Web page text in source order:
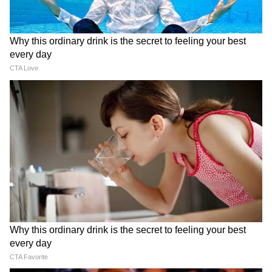
দিনের বেলা দিল্লির সর্বোচ্চ তাপমাত্রা রেকর্ড করা
হয়েছে ৩৭.৮ ডিগ্রি সেলসিয়াস পূর্ব দিল্লির গাজিপুর
এলাকায় একটি মর্মান্তিক ঘটনায়, তনুজা, ২২, এবং
তার তিন বছরের ছেলে একটি সাপ্তাহিক বাজার
থেকে ফেরার সময় জলাবদ্ধ ড্রেনে পড়ে ডুবে যায়।
ড্রেনটি ছিল ১৫ ফুট গভীর ও ছয় ফুট চওড়া।
পুলিশ লাশ উদ্ধার করে পরবর্তী আইনানুগ ব্যবস্থা
গ্রহণ করছে।
LATEST VIDEOS
Dilip Ghosh: 'কেউ তৃণমূলীদের দলে নিলে
সে সাসপেন্ড হবে', বিজেপি নেতাদের কড়া
বার্তা দিলীপের